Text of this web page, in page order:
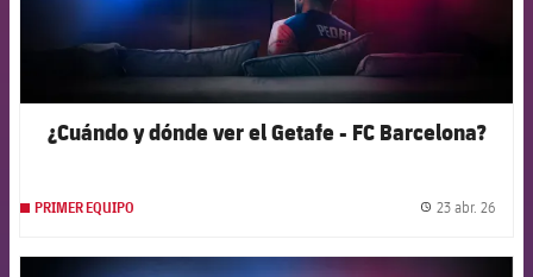
¿Cuándo y dónde ver el Getafe - FC Barcelona?
PRIMER EQUIPO 23 abr. 26